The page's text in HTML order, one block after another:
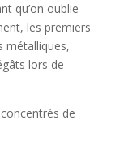
qu’on oublie
les premiers
métalliques,
lors de
de